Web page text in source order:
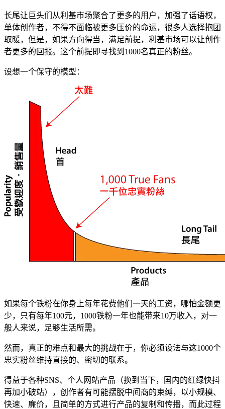
长尾让巨头们从利基市场聚合了更多的用户，加强了话语权，
单体创作者，不得不面临被更多压价的命运，很多人选择抱团
取暖，但是，如果方向得当，满足前提，利基市场可以让创作
者更多的回报。这个前提即寻找到1000名真正的粉丝。
设想一个保守的模型：
如果每个铁粉在你身上每年花费他们一天的工资，哪怕金额更
少，只有每年100元，1000铁粉一年也能带来10万收入，对一
般人来说，足够生活所需。
然而，真正的难点和最大的挑战在于，你必须设法与这1000个
忠实粉丝维持直接的、密切的联系。
得益于各种SNS、个人网站产品（换到当下，国内的红绿快抖
再加小破站），创作者有可能摆脱中间商的束缚，以小规模、
快速、廉价，且简单的方式进行产品的复制和传播，而此过程